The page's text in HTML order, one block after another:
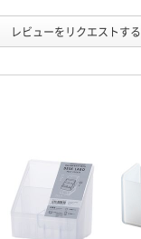
レビューをリクエストする